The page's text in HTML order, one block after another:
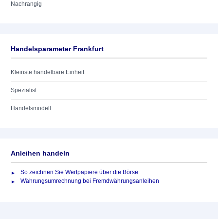
Nachrangig
Handelsparameter Frankfurt
Kleinste handelbare Einheit
Spezialist
Handelsmodell
Anleihen handeln
So zeichnen Sie Wertpapiere über die Börse
Währungsumrechnung bei Fremdwährungsanleihen